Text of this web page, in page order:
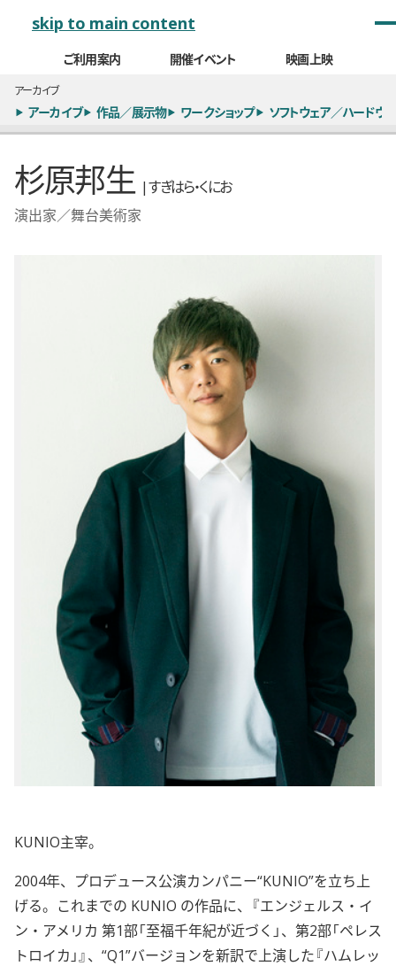
skip to main content
ご利用案内 開催イベント 映画上映
アーカイブ
アーカイブ 作品／展示物 ワークショップ ソフトウェア／ハードウ
杉原邦生 | すぎはら・くにお
演出家／舞台美術家
KUNIO主宰。
2004年、プロデュース公演カンパニー“KUNIO”を立ち上
げる。これまでの KUNIO の作品に、『エンジェルス・イ
ン・アメリカ 第1部「至福千年紀が近づく」、第2部「ペレス
トロイカ」』、“Q1”バージョンを新訳で上演した『ハムレッ